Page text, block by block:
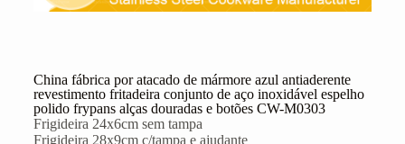
China fábrica por atacado de mármore azul antiaderente
revestimento fritadeira conjunto de aço inoxidável espelho
polido frypans alças douradas e botões CW-M0303
Frigideira 24x6cm sem tampa
Frigideira 28x9cm c/tampa e ajudante